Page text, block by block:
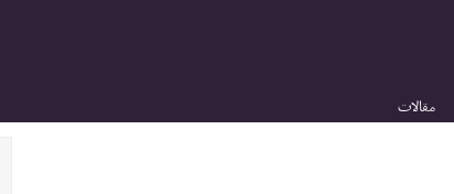
مقالات